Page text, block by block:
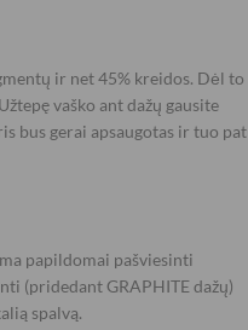
ir net 45% kreidos. Dėl to
vaško ant dažų gausite
bus gerai apsaugotas ir tuo pat
papildomai pašviesinti
(pridedant GRAPHITE dažų)
spalvą.